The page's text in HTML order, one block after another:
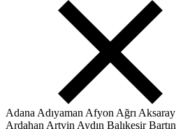
Adana Adıyaman Afyon Ağrı Aksaray
Ardahan Artvin Aydın Balıkesir Bartın